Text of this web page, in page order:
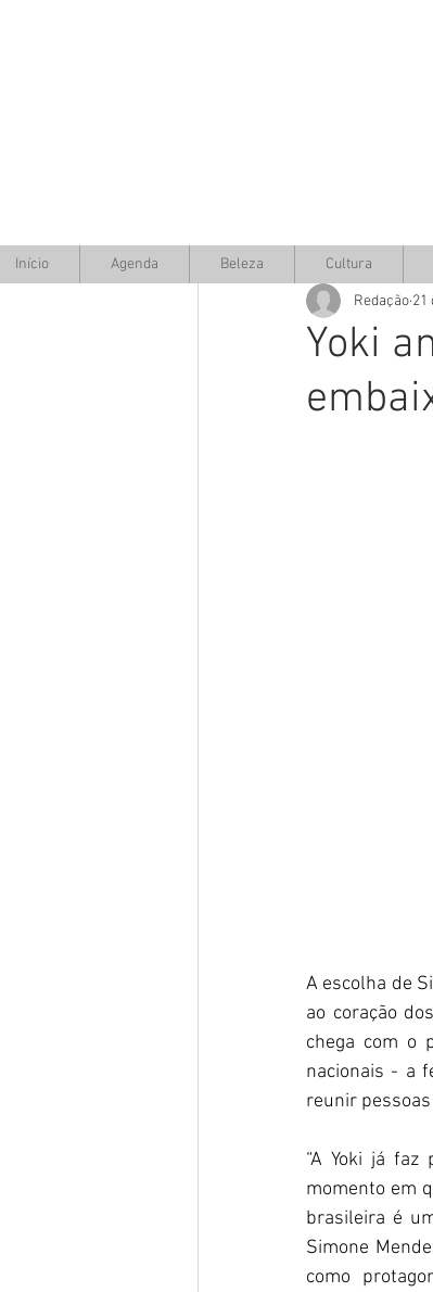
Yoki
Redação 21
A escolha de
ao coração
chega com o
nacionais - a
reunir
“A Yoki já
momento em
brasileira é
Simone
como
Início Agenda Beleza Cultura